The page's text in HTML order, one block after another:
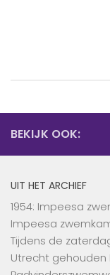
BEKIJK OOK:
UIT HET ARCHIEF
1954: Impeesa
Impeesa
Tijdens de
Utrecht gehouden